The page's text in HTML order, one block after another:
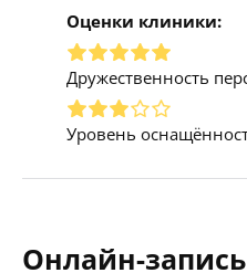
Оценки клиники:
Дружественность
Уровень
Онлайн-запись